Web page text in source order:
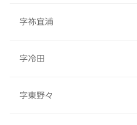
字祢宜浦
字冷田
字東野々